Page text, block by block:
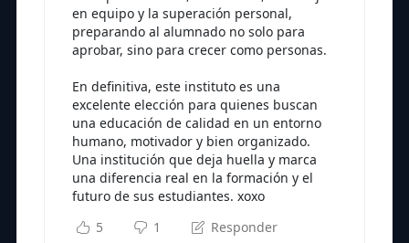
en equipo y la superación personal,
preparando al alumnado no solo para
aprobar, sino para crecer como personas.
En definitiva, este instituto es una
excelente elección para quienes buscan
una educación de calidad en un entorno
humano, motivador y bien organizado.
Una institución que deja huella y marca
una diferencia real en la formación y el
futuro de sus estudiantes. xoxo
5
1 Responder